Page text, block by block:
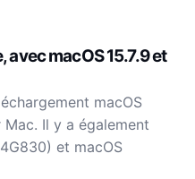
avec macOS 15.7.9 et
macOS
Mac. Il y a également
et macOS